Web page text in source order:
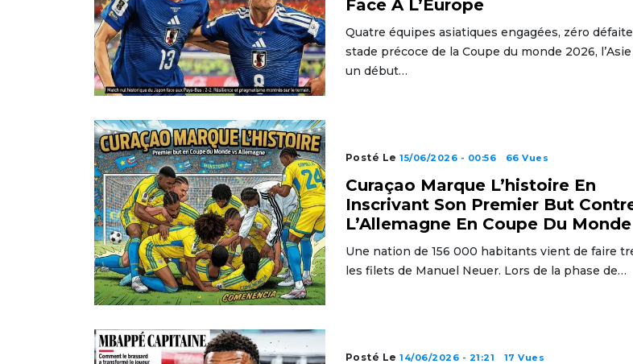
Face À L’Europe
Quatre équipes asiatiques engagées, zéro
stade précoce de la Coupe du monde 2026,
un début…
Posté Le15/06/2026 - 00:56 66 Vues
Curaçao Marque L’histoire En
Inscrivant Son Premier But
L’Allemagne En Coupe Du Monde
Une nation de 156 000 habitants vient de faire
les filets de Manuel Neuer. Lors de la phase de…
Posté Le14/06/2026 - 21:21 17 Vues